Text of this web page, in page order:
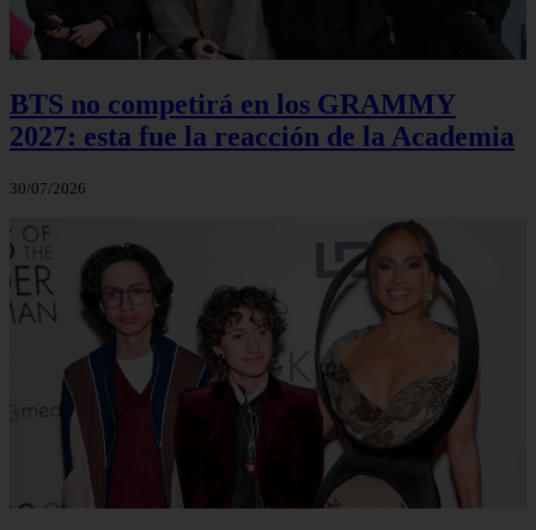
BTS no competirá en los GRAMMY
2027: esta fue la reacción de la Academia
30/07/2026